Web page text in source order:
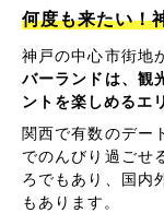
何度も来たい！
神戸の中心市街地
バーランドは、観
ントを楽しめるエ
関西で有数のデー
でのんびり過ごせ
ろでもあり、国内
もあります。